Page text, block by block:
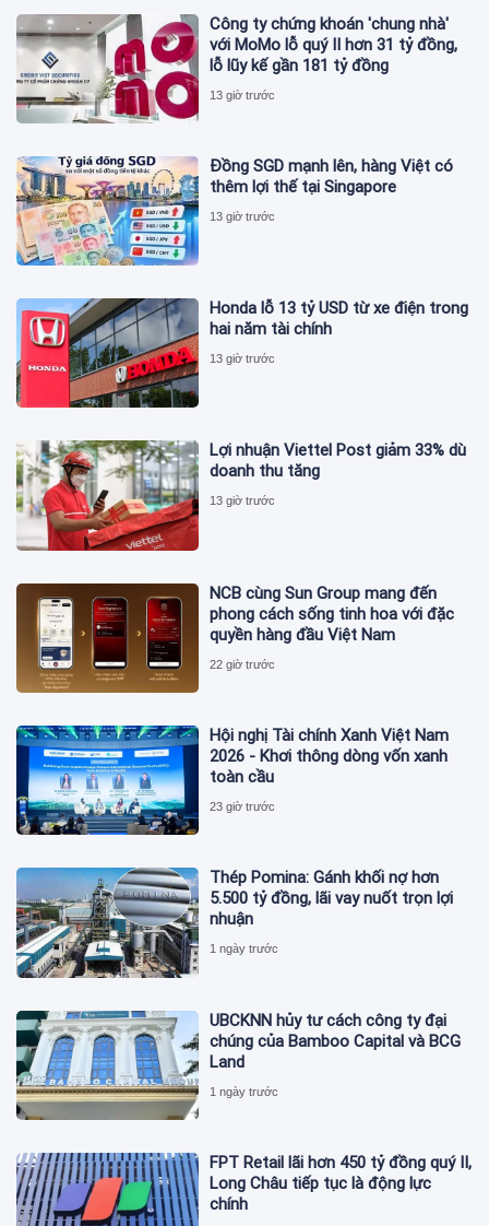
Công ty chứng khoán 'chung nhà'
với MoMo lỗ quý II hơn 31 tỷ đồng,
lỗ lũy kế gần 181 tỷ đồng
13 giờ trước
Đồng SGD mạnh lên, hàng Việt có
thêm lợi thế tại Singapore
13 giờ trước
Honda lỗ 13 tỷ USD từ xe điện trong
hai năm tài chính
13 giờ trước
Lợi nhuận Viettel Post giảm 33% dù
doanh thu tăng
13 giờ trước
NCB cùng Sun Group mang đến
phong cách sống tinh hoa với đặc
quyền hàng đầu Việt Nam
22 giờ trước
Hội nghị Tài chính Xanh Việt Nam
2026 - Khơi thông dòng vốn xanh
toàn cầu
23 giờ trước
Thép Pomina: Gánh khối nợ hơn
5.500 tỷ đồng, lãi vay nuốt trọn lợi
nhuận
1 ngày trước
UBCKNN hủy tư cách công ty đại
chúng của Bamboo Capital và BCG
Land
1 ngày trước
FPT Retail lãi hơn 450 tỷ đồng quý II,
Long Châu tiếp tục là động lực
chính